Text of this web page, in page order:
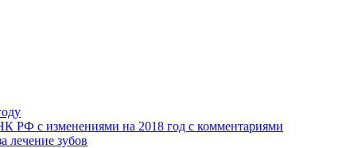
РФ с изменениями на 2018 год с комментариями
лечение зубов